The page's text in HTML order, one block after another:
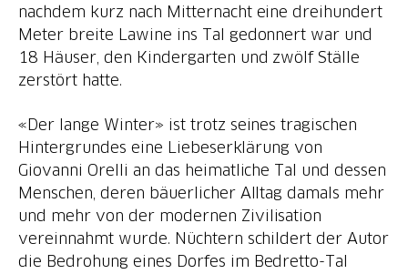
nachdem kurz nach Mitternacht eine dreihundert
Meter breite Lawine ins Tal gedonnert war und
18 Häuser, den Kindergarten und zwölf Ställe
zerstört hatte.
«Der lange Winter» ist trotz seines tragischen
Hintergrundes eine Liebeserklärung von
Giovanni Orelli an das heimatliche Tal und dessen
Menschen, deren bäuerlicher Alltag damals mehr
und mehr von der modernen Zivilisation
vereinnahmt wurde. Nüchtern schildert der Autor
die Bedrohung eines Dorfes im Bedretto-Tal